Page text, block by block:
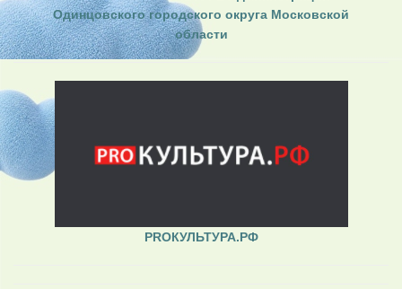
Одинцовского городского округа Московской
области
PROКУЛЬТУРА.РФ